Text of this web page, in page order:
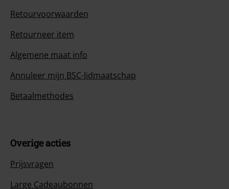
Retourvoorwaarden
Retourneer item
Algemene maat info
Annuleer mijn BSC-lidmaatschap
Betaalmethodes
Overige acties
Prijsvragen
Large Cadeaubonnen